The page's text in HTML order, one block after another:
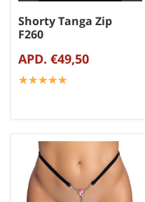
Shorty Tanga Zip
F260
APD. €49,50
☆☆☆☆☆
★★★★★